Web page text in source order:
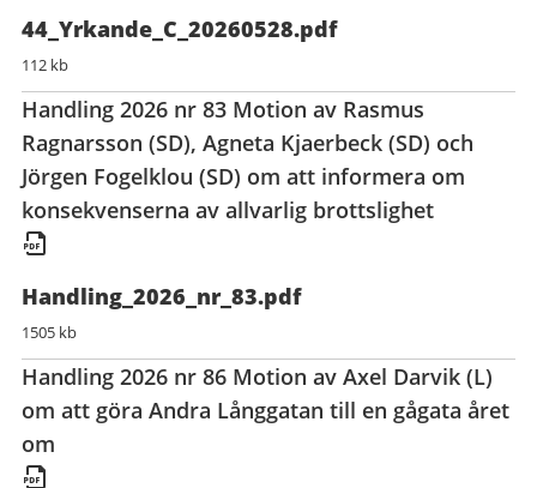
44_Yrkande_C_20260528.pdf
112 kb
Handling 2026 nr 83 Motion av Rasmus
Ragnarsson (SD), Agneta Kjaerbeck (SD) och
Jörgen Fogelklou (SD) om att informera om
konsekvenserna av allvarlig brottslighet
Handling_2026_nr_83.pdf
1505 kb
Handling 2026 nr 86 Motion av Axel Darvik (L)
om att göra Andra Långgatan till en gågata året
om